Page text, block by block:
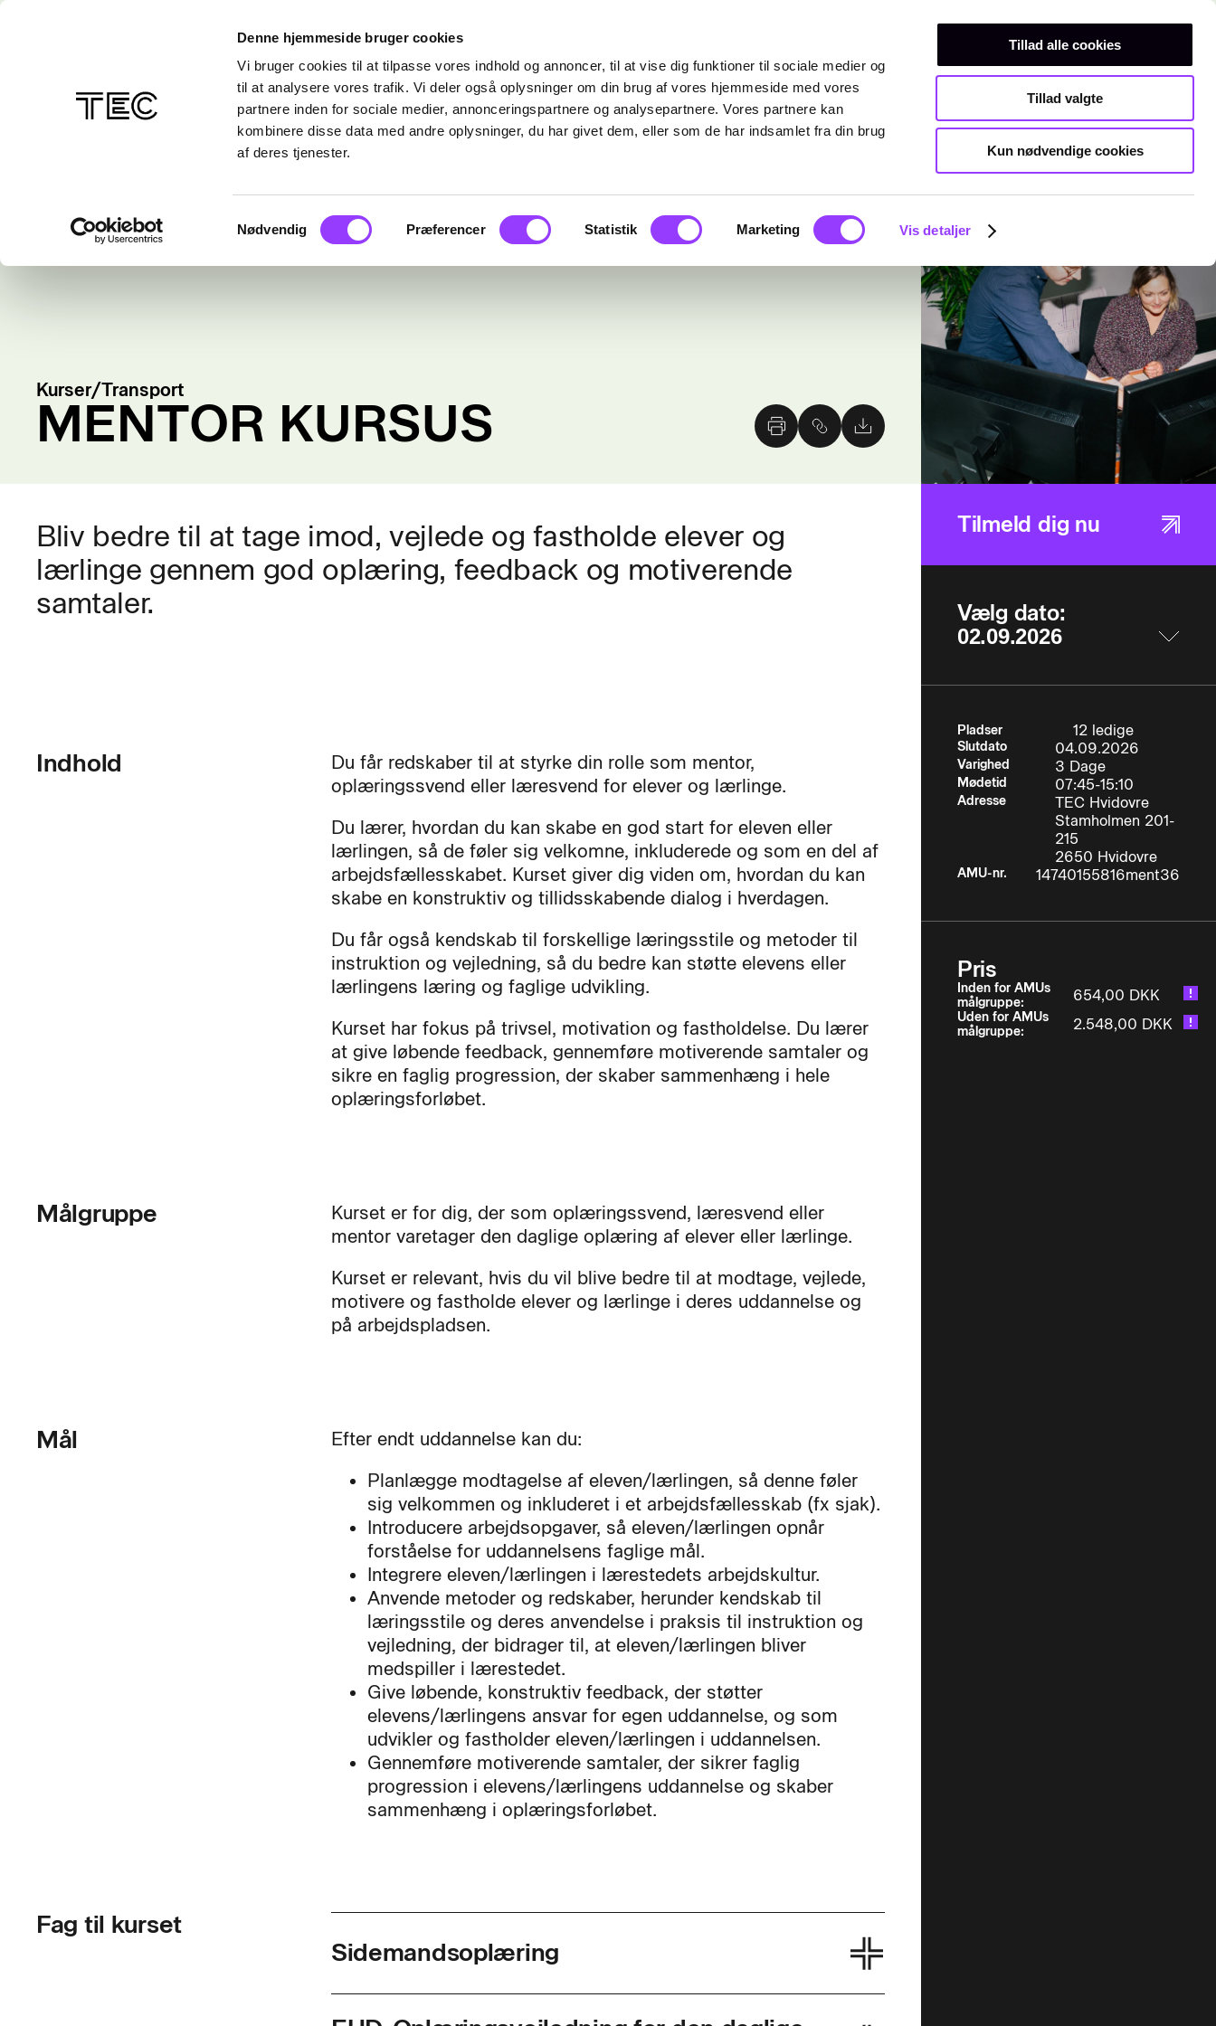
Denne hjemmeside bruger cookies
Vi bruger cookies til at tilpasse vores indhold og annoncer, til at vise dig funktioner til sociale medier og
til at analysere vores trafik. Vi deler også oplysninger om din brug af vores hjemmeside med vores
partnere inden for sociale medier, annonceringspartnere og analysepartnere. Vores partnere kan
kombinere disse data med andre oplysninger, du har givet dem, eller som de har indsamlet fra din brug
af deres tjenester.
Samtykkevalg
Nødvendig Præferencer Statistik Marketing Vis detaljer
Tillad alle cookies
Tillad valgte
Kun nødvendige cookies
Teknisk gymnasiumKurser
Kurser/Transport
MENTOR KURSUS
Bliv bedre til at tage imod, vejlede og fastholde elever og
lærlinge gennem god oplæring, feedback og motiverende
samtaler.
Indhold
Du får redskaber til at styrke din rolle som mentor,
oplæringssvend eller læresvend for elever og lærlinge.
Du lærer, hvordan du kan skabe en god start for eleven eller
lærlingen, så de føler sig velkomne, inkluderede og som en del af
arbejdsfællesskabet. Kurset giver dig viden om, hvordan du kan
skabe en konstruktiv og tillidsskabende dialog i hverdagen.
Du får også kendskab til forskellige læringsstile og metoder til
instruktion og vejledning, så du bedre kan støtte elevens eller
lærlingens læring og faglige udvikling.
Kurset har fokus på trivsel, motivation og fastholdelse. Du lærer
at give løbende feedback, gennemføre motiverende samtaler og
sikre en faglig progression, der skaber sammenhæng i hele
oplæringsforløbet.
Målgruppe
Kurset er for dig, der som oplæringssvend, læresvend eller
mentor varetager den daglige oplæring af elever eller lærlinge.
Kurset er relevant, hvis du vil blive bedre til at modtage, vejlede,
motivere og fastholde elever og lærlinge i deres uddannelse og
på arbejdspladsen.
Mål
Efter endt uddannelse kan du:
Planlægge modtagelse af eleven/lærlingen, så denne føler
sig velkommen og inkluderet i et arbejdsfællesskab (fx sjak).
Introducere arbejdsopgaver, så eleven/lærlingen opnår
forståelse for uddannelsens faglige mål.
Integrere eleven/lærlingen i lærestedets arbejdskultur.
Anvende metoder og redskaber, herunder kendskab til
læringsstile og deres anvendelse i praksis til instruktion og
vejledning, der bidrager til, at eleven/lærlingen bliver
medspiller i lærestedet.
Give løbende, konstruktiv feedback, der støtter
elevens/lærlingens ansvar for egen uddannelse, og som
udvikler og fastholder eleven/lærlingen i uddannelsen.
Gennemføre motiverende samtaler, der sikrer faglig
progression i elevens/lærlingens uddannelse og skaber
sammenhæng i oplæringsforløbet.
Fag til kurset
Sidemandsoplæring
Skolefagkode
40373
Tilmeld dig nu
Vælg dato:
Pladser 12 ledige
Slutdato 04.09.2026
Varighed 3 Dage
Mødetid 07:45-15:10
Adresse
TEC Hvidovre
Stamholmen 201-
215
2650 Hvidovre
AMU-nr. 14740155816ment36
Pris
Inden for AMUs
målgruppe:
654,00 DKK
Uden for AMUs
målgruppe:
2.548,00 DKK